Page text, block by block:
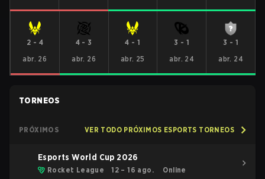
2 - 4
abr. 26
4 - 3
abr. 26
4 -1
abr. 25
3 - 1
abr. 24
3 - 1
abr. 24
TORNEOS
PRÓXIMOS VER TODO PRÓXIMOS ESPORTS TORNEOS
Esports World Cup 2026
Rocket League 12 – 16 ago. Online